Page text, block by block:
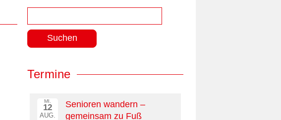
nach:
Termine
MI.
12
AUG.
Senioren wandern –
gemeinsam zu Fuß